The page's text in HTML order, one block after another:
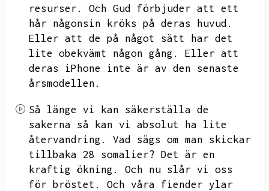
resurser.
Och Gud förbjuder att ett
hår någonsin kröks på deras huvud.
Eller att de på något sätt har det
lite obekvämt någon gång.
Eller att
deras iPhone inte är av den senaste
årsmodellen.
Så länge vi kan säkerställa de
sakerna så kan vi absolut ha lite
återvandring.
Vad sägs om man skickar
tillbaka 28 somalier? Det är en
kraftig ökning.
Och nu slår vi oss
för bröstet.
Och våra fiender ylar